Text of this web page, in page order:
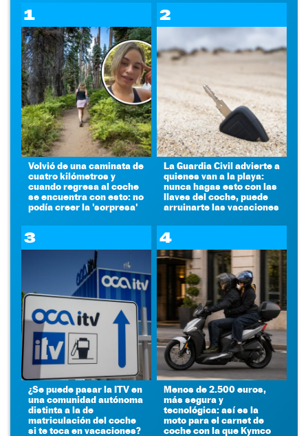
1
Volvió de una caminata de
cuatro kilómetros y
cuando regresa al coche
se encuentra con esto: no
podía creer la 'sorpresa'
2
La Guardia Civil advierte a
quienes van a la playa:
nunca hagas esto con las
llaves del coche, puede
arruinarte las vacaciones
3
¿Se puede pasar la ITV en
una comunidad autónoma
distinta a la de
matriculación del coche
si te toca en vacaciones?
4
Menos de 2.500 euros,
más segura y
tecnológica: así es la
moto para el carnet de
coche con la que Kymco